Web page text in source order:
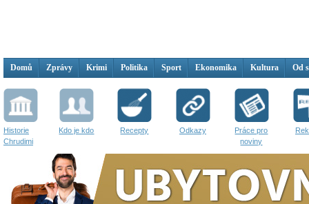
Domů Zprávy Krimi Politika Sport Ekonomika Kultura Od
Historie
Chrudimi
Kdo je kdo Recepty Odkazy
Práce pro
noviny